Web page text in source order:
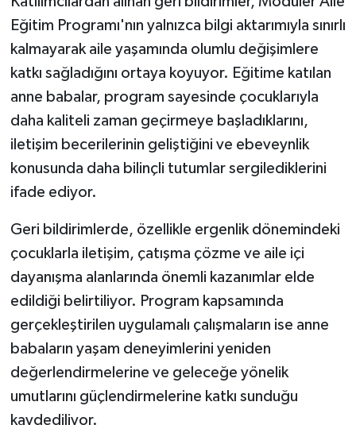
Eğitim Programı'nın yalnızca bilgi aktarımıyla sınırlı
kalmayarak aile yaşamında olumlu değişimlere
katkı sağladığını ortaya koyuyor. Eğitime katılan
anne babalar, program sayesinde çocuklarıyla
daha kaliteli zaman geçirmeye başladıklarını,
iletişim becerilerinin geliştiğini ve ebeveynlik
konusunda daha bilinçli tutumlar sergilediklerini
ifade ediyor.
Geri bildirimlerde, özellikle ergenlik dönemindeki
çocuklarla iletişim, çatışma çözme ve aile içi
dayanışma alanlarında önemli kazanımlar elde
edildiği belirtiliyor. Program kapsamında
gerçekleştirilen uygulamalı çalışmaların ise anne
babaların yaşam deneyimlerini yeniden
değerlendirmelerine ve geleceğe yönelik
umutlarını güçlendirmelerine katkı sunduğu
kaydediliyor.